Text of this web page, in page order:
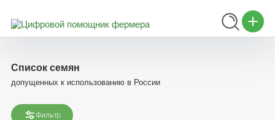
Список семян
допущенных к использованию в России
Фильтр